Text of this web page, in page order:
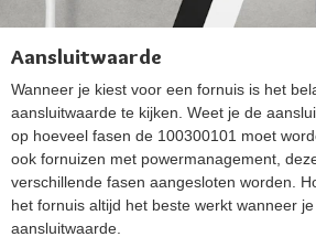
Aansluitwaarde
Wanneer je kiest voor een fornuis is het
aansluitwaarde te kijken. Weet je de
op hoeveel fasen de 100300101 moet
ook fornuizen met powermanagement,
verschillende fasen aangesloten worden.
het fornuis altijd het beste werkt wanneer
aansluitwaarde.